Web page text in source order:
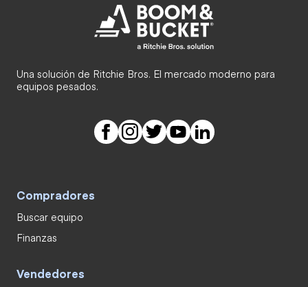
Una solución de Ritchie Bros. El mercado moderno para
equipos pesados.
Compradores
Buscar equipo
Finanzas
Vendedores